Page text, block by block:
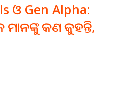
ଓ Gen Alpha:
କଣ କୁହନ୍ତି,